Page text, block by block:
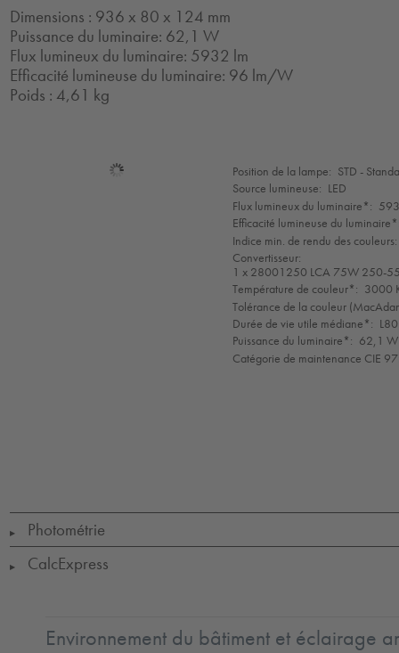
Dimensions : 936 x 80 x 124 mm
Puissance du luminaire: 62,1 W
Flux lumineux du luminaire: 5932 lm
Efficacité lumineuse du luminaire: 96 lm/W
Poids : 4,61 kg
Sélection
de
mode
Position de la lampe: STD -
Source lumineuse: LED
Flux lumineux du luminaire*:
Efficacité lumineuse du
Indice min. de rendu des couleurs:
Convertisseur:
1 x 28001250 LCA 75W 250-
Température de couleur*: 3000
Tolérance de la couleur
Durée de vie utile médiane*:
Puissance du luminaire*: 62,1 W
Catégorie de maintenance CIE
▶ Photométrie
▶ CalcExpress
Environnement du bâtiment et éclairage